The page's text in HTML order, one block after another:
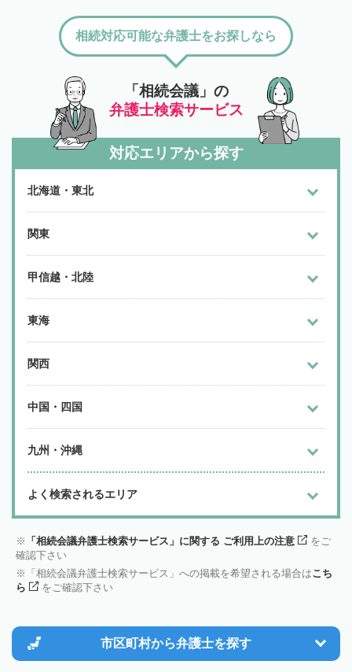
「相続会議」の
弁護士検索サービス
相続対応可能な弁護士をお探しなら
対応エリアから探す
北海道・東北
関東
甲信越・北陸
東海
関西
中国・四国
九州・沖縄
よく検索されるエリア
「相続会議弁護士検索サービス」に関する ご利用上の注意
をご
確認下さい
「相続会議弁護士検索サービス」への掲載を希望される場合はこち
ら
をご確認下さい
市区町村から弁護士を探す